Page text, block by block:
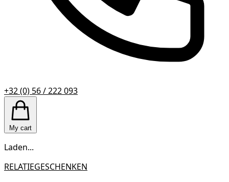
+32 (0) 56 / 222 093
My cart
Laden...
RELATIEGESCHENKEN